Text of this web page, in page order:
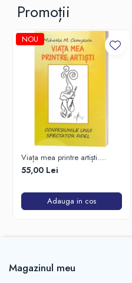
Promoții
NOU
Viața mea printre artiști.
Confesiunile unui spectator
fidel
55,00 Lei
Adauga in cos
Magazinul meu